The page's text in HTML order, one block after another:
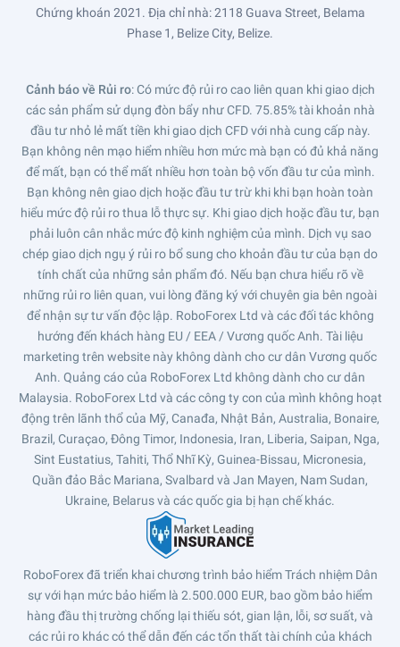
Chứng khoán 2021. Địa chỉ nhà: 2118 Guava Street, Belama
Phase 1, Belize City, Belize.
Cảnh báo về Rủi ro: Có mức độ rủi ro cao liên quan khi giao dịch
các sản phẩm sử dụng đòn bẩy như CFD. 75.85% tài khoản nhà
đầu tư nhỏ lẻ mất tiền khi giao dịch CFD với nhà cung cấp này.
Bạn không nên mạo hiểm nhiều hơn mức mà bạn có đủ khả năng
để mất, bạn có thể mất nhiều hơn toàn bộ vốn đầu tư của mình.
Bạn không nên giao dịch hoặc đầu tư trừ khi khi bạn hoàn toàn
hiểu mức độ rủi ro thua lỗ thực sự. Khi giao dịch hoặc đầu tư, bạn
phải luôn cân nhắc mức độ kinh nghiệm của mình. Dịch vụ sao
chép giao dịch ngụ ý rủi ro bổ sung cho khoản đầu tư của bạn do
tính chất của những sản phẩm đó. Nếu bạn chưa hiểu rõ về
những rủi ro liên quan, vui lòng đăng ký với chuyên gia bên ngoài
để nhận sự tư vấn độc lập. RoboForex Ltd và các đối tác không
hướng đến khách hàng EU / EEA / Vương quốc Anh. Tài liệu
marketing trên website này không dành cho cư dân Vương quốc
Anh. Quảng cáo của RoboForex Ltd không dành cho cư dân
Malaysia. RoboForex Ltd và các công ty con của mình không hoạt
động trên lãnh thổ của Mỹ, Canađa, Nhật Bản, Australia, Bonaire,
Brazil, Curaçao, Đông Timor, Indonesia, Iran, Liberia, Saipan, Nga,
Sint Eustatius, Tahiti, Thổ Nhĩ Kỳ, Guinea-Bissau, Micronesia,
Quần đảo Bắc Mariana, Svalbard và Jan Mayen, Nam Sudan,
Ukraine, Belarus và các quốc gia bị hạn chế khác.
RoboForex đã triển khai chương trình bảo hiểm Trách nhiệm Dân
sự với hạn mức bảo hiểm là 2.500.000 EUR, bao gồm bảo hiểm
hàng đầu thị trường chống lại thiếu sót, gian lận, lỗi, sơ suất, và
các rủi ro khác có thể dẫn đến các tổn thất tài chính của khách